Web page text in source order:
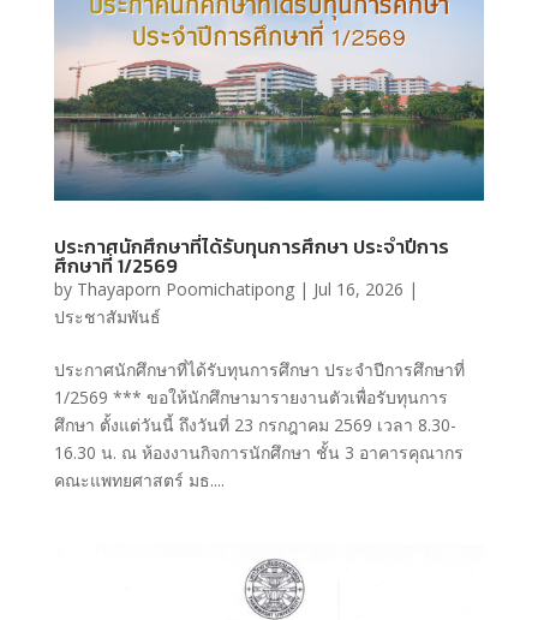
ประกาศนักศึกษาที่ได้รับทุนการศึกษา ประจำปีการ
ศึกษาที่ 1/2569
by Thayaporn Poomichatipong| Jul 16, 2026 |
ประชาสัมพันธ์
ประกาศนักศึกษาที่ได้รับทุนการศึกษา ประจำปีการศึกษาที่
1/2569 *** ขอให้นักศึกษามารายงานตัวเพื่อรับทุนการ
ศึกษา ตั้งแต่วันนี้ ถึงวันที่ 23 กรกฎาคม 2569 เวลา 8.30-
16.30 น. ณ ห้องงานกิจการนักศึกษา ชั้น 3 อาคารคุณากร
คณะแพทยศาสตร์ มธ....